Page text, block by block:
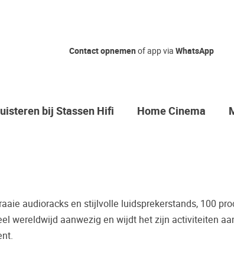
Nog geen
Palazzo luisterkasteel te
Contact opnemenof app via WhatsApp
bij Stassen Hifi Home Cinema
audioracks en stijlvolle luidsprekerstands, 100
wereldwijd aanwezig en wijdt het zijn activiteiten